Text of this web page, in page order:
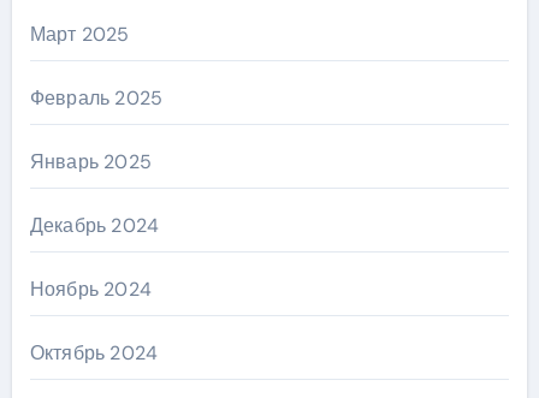
Март 2025
Февраль 2025
Январь 2025
Декабрь 2024
Ноябрь 2024
Октябрь 2024